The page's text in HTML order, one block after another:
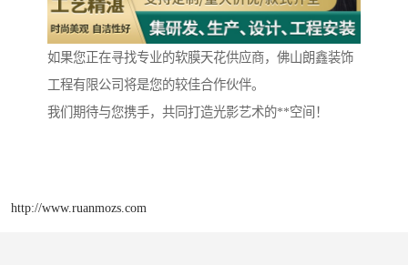
如果您正在寻找专业的软膜天花供应商，佛山朗鑫装饰
工程有限公司将是您的较佳合作伙伴。
我们期待与您携手，共同打造光影艺术的**空间！
http://www.ruanmozs.com